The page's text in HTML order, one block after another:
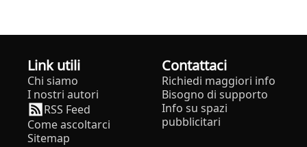
Link utili
Chi siamo
I nostri autori
RSS Feed
Come ascoltarci
Sitemap
Contattaci
Richiedi maggiori info
Bisogno di supporto
Info su spazi
pubblicitari